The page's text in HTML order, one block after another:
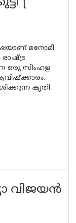
മനോമി.
ഒരു സിംഹള
കൃതി.
വിജയൻ